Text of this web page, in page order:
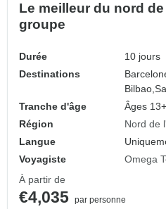
Le meilleur du nord
groupe
Durée
10 jours
Destinations
Bilbao,
Tranche d'âge
Âges 13+
Région
Nord de
Langue
Voyagiste
Omega
À partir de
€4,035 par personne